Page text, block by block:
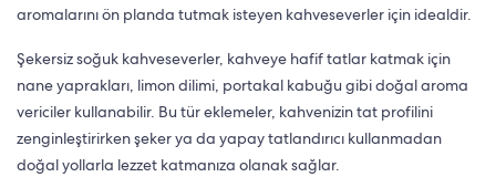
aromalarını ön planda tutmak isteyen kahveseverler için idealdir.
Şekersiz soğuk kahveseverler, kahveye hafif tatlar katmak için
nane yaprakları, limon dilimi, portakal kabuğu gibi doğal aroma
vericiler kullanabilir. Bu tür eklemeler, kahvenizin tat profilini
zenginleştirirken şeker ya da yapay tatlandırıcı kullanmadan
doğal yollarla lezzet katmanıza olanak sağlar.